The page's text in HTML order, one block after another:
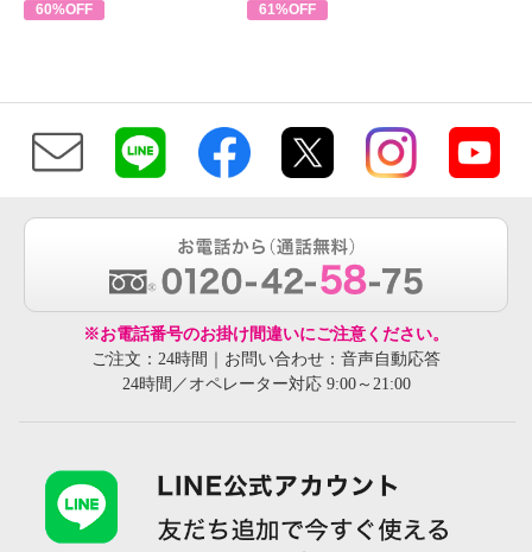
60%OFF 61%OFF
※お電話番号のお掛け間違いにご注意ください。
ご注文：24時間｜お問い合わせ：音声自動応答
24時間／オペレーター対応 9:00～21:00